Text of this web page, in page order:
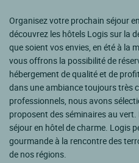
Organisez votre prochain séjour
découvrez les hôtels Logis sur la
que soient vos envies, en été à la
vous offrons la possibilité de
hébergement de qualité et de
dans une ambiance toujours très
professionnels, nous avons
proposent des séminaires au
séjour en hôtel de charme. Logis
gourmande à la rencontre des
de nos régions.